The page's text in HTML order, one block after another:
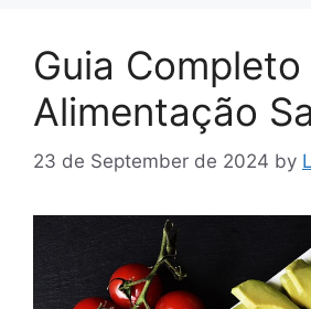
Guia
Alimentação
23 de September de 2024 by